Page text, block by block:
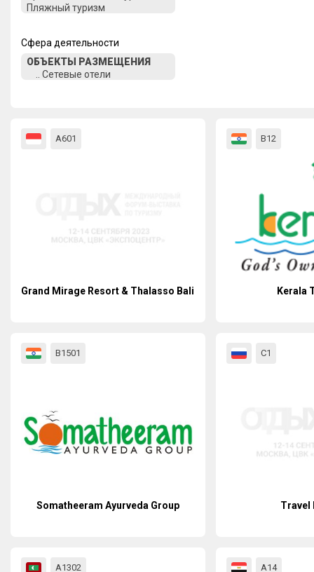
Сфера деятельности
А601
Grand Mirage Resort & Thalasso Bali
В12
Kerala
В1501
Somatheeram Ayurveda Group
С1
Travel
А1302 А14